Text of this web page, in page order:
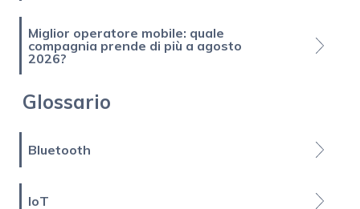
Miglior operatore mobile: quale
compagnia prende di più a agosto
2026?
Glossario
Bluetooth
IoT